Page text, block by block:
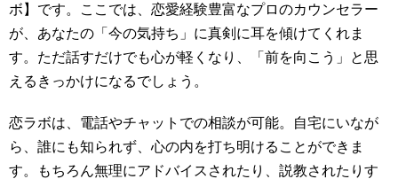
ボ】です。ここでは、恋愛経験豊富なプロのカウンセラー
が、あなたの「今の気持ち」に真剣に耳を傾けてくれま
す。ただ話すだけでも心が軽くなり、「前を向こう」と思
えるきっかけになるでしょう。
恋ラボは、電話やチャットでの相談が可能。自宅にいなが
ら、誰にも知られず、心の内を打ち明けることができま
す。もちろん無理にアドバイスされたり、説教されたりす